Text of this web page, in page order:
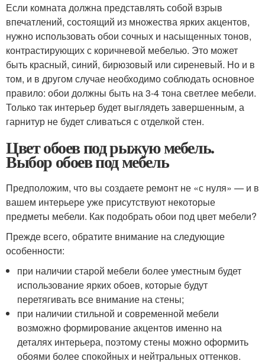
Если комната должна представлять собой взрыв
впечатлений, состоящий из множества ярких акцентов,
нужно использовать обои сочных и насыщенных тонов,
контрастирующих с коричневой мебелью. Это может
быть красный, синий, бирюзовый или сиреневый. Но и в
том, и в другом случае необходимо соблюдать основное
правило: обои должны быть на 3-4 тона светлее мебели.
Только так интерьер будет выглядеть завершенным, а
гарнитур не будет сливаться с отделкой стен.
Цвет обоев под рыжую мебель.
Выбор обоев под мебель
Предположим, что вы создаете ремонт не «с нуля» — и в
вашем интерьере уже присутствуют некоторые
предметы мебели. Как подобрать обои под цвет мебели?
Прежде всего, обратите внимание на следующие
особенности:
при наличии старой мебели более уместным будет
использование ярких обоев, которые будут
перетягивать все внимание на стены;
при наличии стильной и современной мебели
возможно формирование акцентов именно на
деталях интерьера, поэтому стены можно оформить
обоями более спокойных и нейтральных оттенков.